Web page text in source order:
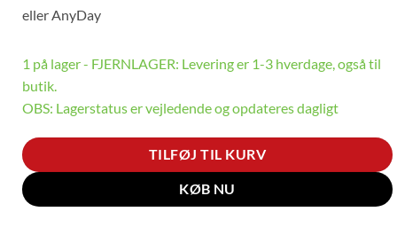
ellerAnyDay
1 på lager - FJERNLAGER: Levering er 1-3 hverdage, også til
butik.
OBS: Lagerstatus er vejledende og opdateres dagligt
TILFØJ TIL KURV
KØB NU